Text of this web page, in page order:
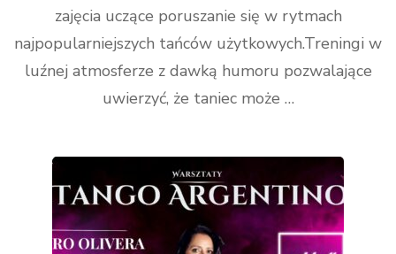
zajęcia uczące poruszanie się w rytmach
najpopularniejszych tańców użytkowych.Treningi w
luźnej atmosferze z dawką humoru pozwalające
uwierzyć, że taniec może …